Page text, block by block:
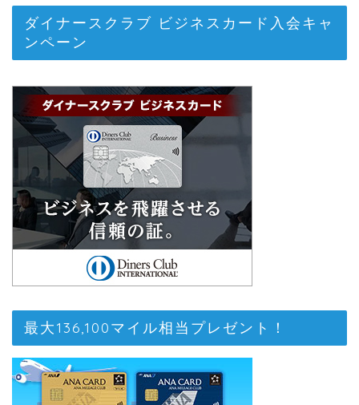
ダイナースクラブ ビジネスカード入会キャ
ンペーン
最大136,100マイル相当プレゼント！